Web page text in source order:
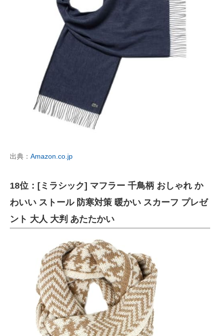
出典： Amazon.co.jp
18位：[ミラシック] マフラー 千鳥柄 おしゃれ か
わいい ストール 防寒対策 暖かい スカーフ プレゼ
ント 大人 大判 あたたかい